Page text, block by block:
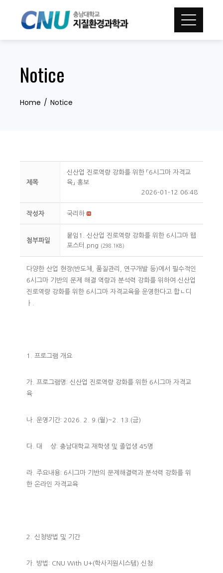
Notice
Home Notice
제목
신산업 진로역량 강화를 위한 「6시그마 자격교
육」 홍보
2026-01-12 06:48
작성자 국리하
첨부파일
붙임1. 신산업 진로역량 강화를 위한 6시그마 웹
포스터.png (298.1KB)
다양한 산업 현장(반도체, 품질관리, 연구개발 등)에서 필수적인
6시그마 기반의 문제 해결 역량과 분석력 강화를 위하여 신산업
진로역량 강화를 위한 6시그마 자격교육을 운영한다고 합ㄴ디
ㅏ.
1. 프로그램 개요
가. 프로그램명: 신산업 진로역량 강화를 위한 6시그마 자격교
육
나. 운영기간: 2026. 2. 9.(월)~2. 13.(금)
다. 대 상: 충남대학교 재학생 및 졸업생 45명
라. 주요내용: 6시그마 기반의 문제해결력과 분석력 강화를 위
한 온라인 자격교육
2. 신청방법 및 기간
가. 방법: CNU With U+(학사지원시스템) 신청